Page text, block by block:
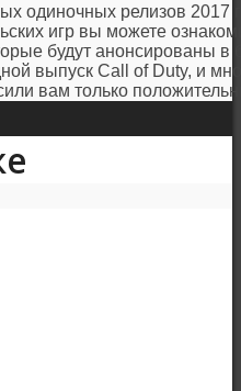
одиночных релизов 2017
игр вы можете
будут анонсированы
выпуск Call of Duty, и
вам только